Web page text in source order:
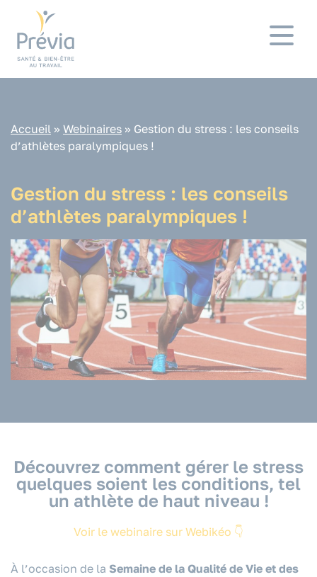
Accueil » Webinaires » Gestion du stress : les conseils
d’athlètes paralympiques !
Gestion du stress : les conseils
d’athlètes paralympiques !
Découvrez comment gérer le stress
quelques soient les conditions, tel
un athlète de haut niveau !
Voir le webinaire sur Webikéo 👇
À l’occasion de la Semaine de la Qualité de Vie et des
Panneau de gestion des cookies